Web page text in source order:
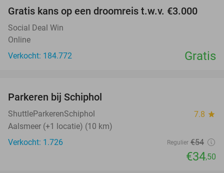
Gratis kans op een droomreis t.w.v. €3.000
Social Deal Win
Online
Verkocht: 184.772
Gratis
Parkeren bij Schiphol
ShuttleParkerenSchiphol 7.8 star
Aalsmeer (+1 locatie) (10 km)
Verkocht: 1.726
Regulier €54
€34,50